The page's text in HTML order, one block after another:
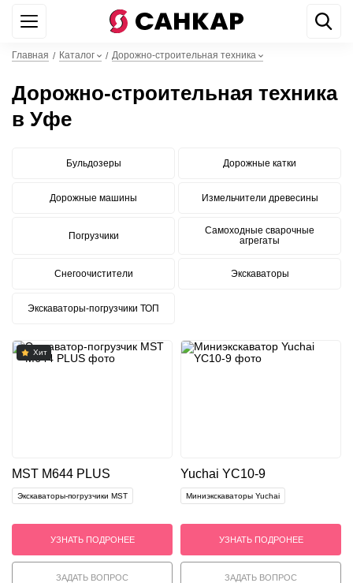
Главная / Каталог / Дорожно-строительная техника
Дорожно-строительная техника
в Уфе
Бульдозеры Дорожные катки
Дорожные машины Измельчители древесины
Погрузчики
Самоходные сварочные
агрегаты
Снегоочистители Экскаваторы
Экскаваторы-погрузчики ТОП
Хит
MST M644 PLUS
Экскаваторы-погрузчики MST
УЗНАТЬ ПОДРОНЕЕ
ЗАДАТЬ ВОПРОС
Yuchai YC10-9
Миниэкскаваторы Yuchai
УЗНАТЬ ПОДРОНЕЕ
ЗАДАТЬ ВОПРОС
WhatsApp +7 499 842 22 44